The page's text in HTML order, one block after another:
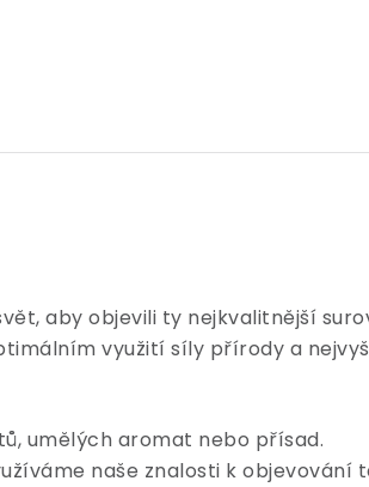
aby objevili ty nejkvalitnější
využití síly přírody a
umělých aromat nebo přísad.
naše znalosti k objevování